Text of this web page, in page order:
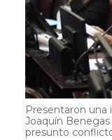
Presentaron
Joaquín
presunto